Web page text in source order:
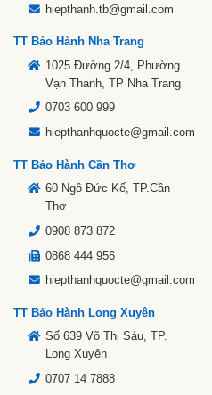
hiepthanh.tb@gmail.com
TT Bảo Hành Nha Trang
1025 Đường 2/4, Phường
Vạn Thạnh, TP Nha Trang
0703 600 999
hiepthanhquocte@gmail.com
TT Bảo Hành Cần Thơ
60 Ngô Đức Kế, TP.Cần
Thơ
0908 873 872
0868 444 956
hiepthanhquocte@gmail.com
TT Bảo Hành Long Xuyên
Số 639 Võ Thị Sáu, TP.
Long Xuyên
0707 14 7888